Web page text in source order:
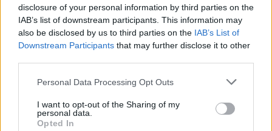
disclosure of your personal information by third parties on the
IAB’s list of downstream participants. This information may
also be disclosed by us to third parties on the IAB’s List of
Downstream Participants that may further disclose it to other
Personal Data Processing Opt Outs
I want to opt-out of the Sharing of my
personal data.
Opted In
Stellantis, Schlein a
operai e scatta la